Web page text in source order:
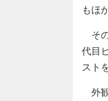
もほ
そ
代目
スト
外